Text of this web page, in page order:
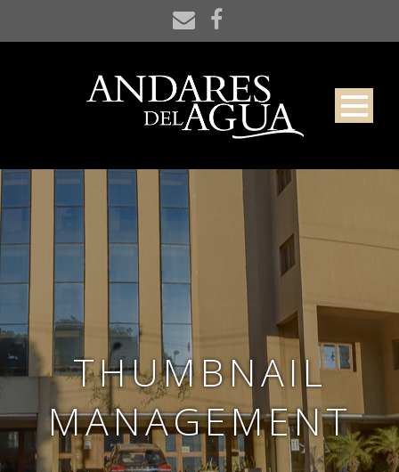
THUMBNAIL
MANAGEMENT